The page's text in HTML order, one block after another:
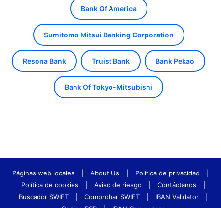
Bank Of America
Sumitomo Mitsui Banking Corporation
Resona Bank Truist Bank Bank Pekao
Bank Of Tokyo-Mitsubishi
Páginas web locales About Us Política de privacidad
Política de cookies
Aviso de riesgo Contáctanos
Buscador SWIFT
Comprobar SWIFT IBAN Validator